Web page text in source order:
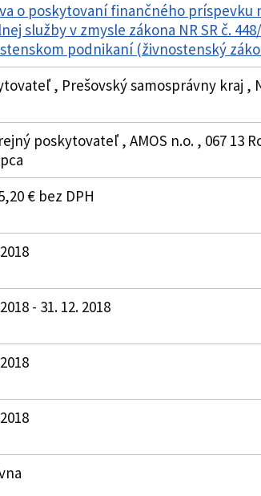
o poskytovaní finančného
služby v zmysle zákona NR SR č.
podnikaní (živnostenský
, Prešovský samosprávny kraj ,
poskytovateľ , AMOS n.o. , 067 13
€ bez DPH
- 31. 12. 2018